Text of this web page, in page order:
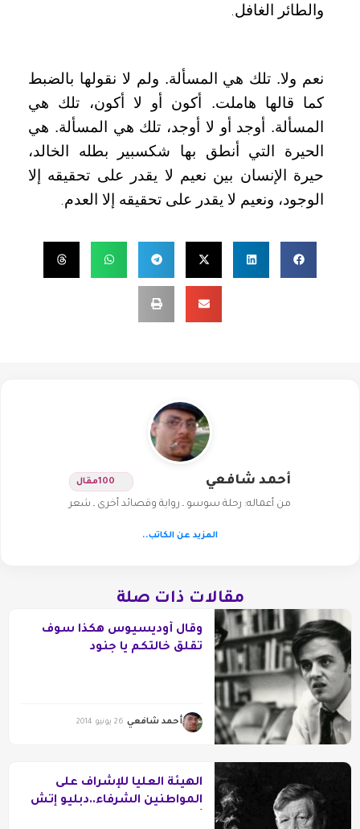
والطائر الغافل.
نعم ولا. تلك هي المسألة. ولم لا نقولها بالضبط
كما قالها هاملت. أكون أو لا أكون، تلك هي
المسألة. أوجد أو لا أوجد، تلك هي المسألة. هي
الحيرة التي أنطق بها شكسبير بطله الخالد،
حيرة الإنسان بين نعيم لا يقدر على تحقيقه إلا
الوجود، ونعيم لا يقدر على تحقيقه إلا العدم.
أحمد شافعي 100مقال
من أعماله: رحلة سوسو ـ رواية وقصائد أخرى ـ شعر
المزيد عن الكاتب..
مقالات ذات صلة
وقال أوديسيوس هكذا سوف
تقلق خالتكم يا جنود
أحمد شافعي 26 يونيو 2014
الهيئة العليا للإشراف على
المواطنين الشرفاء..دبليو إتش